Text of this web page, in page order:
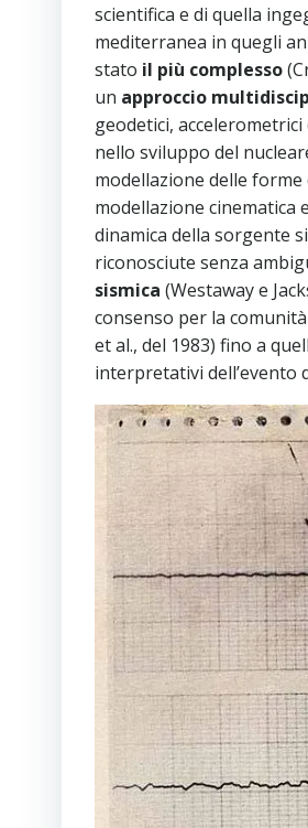
scientifica e di quella
mediterranea in quegli
stato il più complesso
un approccio
geodetici,
nello sviluppo del
modellazione delle forme
modellazione cinematica
dinamica della sorgente
riconosciute senza
sismica (Westaway e
consenso per la
et al., del 1983) fino a
interpretativi dell’evento